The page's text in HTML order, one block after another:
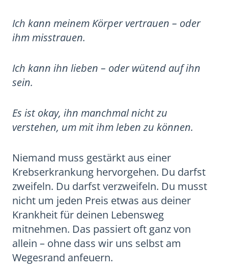
Ich kann meinem Körper vertrauen – oder
ihm misstrauen.
Ich kann ihn lieben – oder wütend auf ihn
sein.
Es ist okay, ihn manchmal nicht zu
verstehen, um mit ihm leben zu können.
Niemand muss gestärkt aus einer
Krebserkrankung hervorgehen. Du darfst
zweifeln. Du darfst verzweifeln. Du musst
nicht um jeden Preis etwas aus deiner
Krankheit für deinen Lebensweg
mitnehmen. Das passiert oft ganz von
allein – ohne dass wir uns selbst am
Wegesrand anfeuern.